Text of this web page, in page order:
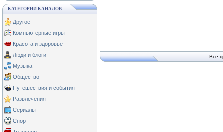
КАТЕГОРИИ КАНАЛОВ
Другое
Компьютерные игры
Красота и здоровье
Люди и блоги
Музыка
Общество
Путешествия и события
Развлечения
Сериалы
Спорт
Все